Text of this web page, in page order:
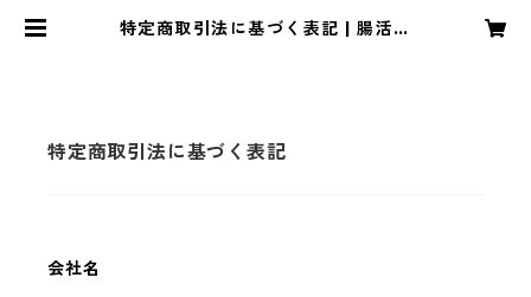
特定商取引法に基づく表記 | 腸活ラ
特定商取引法に基づく表記
会社名